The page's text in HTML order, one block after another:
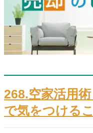
268.空家活用
で気をつけるこ